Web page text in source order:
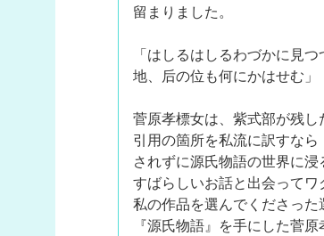
留まりました。
「はしるはしるわづかに見
地、后の位も何にかはせむ」
菅原孝標女は、紫式部が残し
引用の箇所を私流に訳すな
されずに源氏物語の世界に浸
すばらしいお話と出会ってワ
私の作品を選んでくださった
『源氏物語』を手にした菅